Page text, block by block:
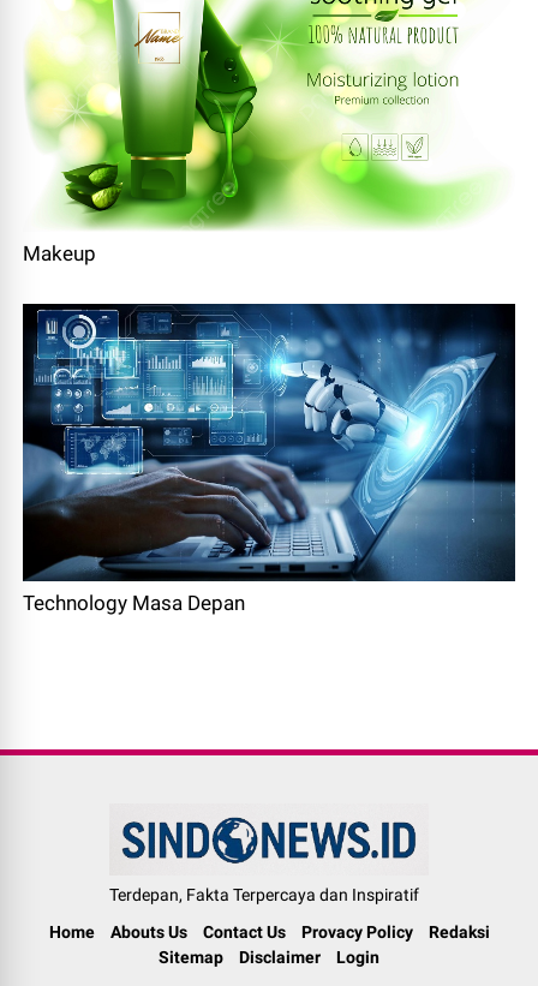
Makeup
Technology Masa Depan
Terdepan, Fakta Terpercaya dan Inspiratif
Home
Abouts Us Contact Us Provacy Policy
Redaksi
Sitemap
Disclaimer Login